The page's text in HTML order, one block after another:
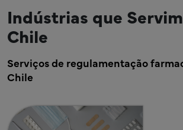
Indústrias que
Chile
Serviços de regulamentação
Chile